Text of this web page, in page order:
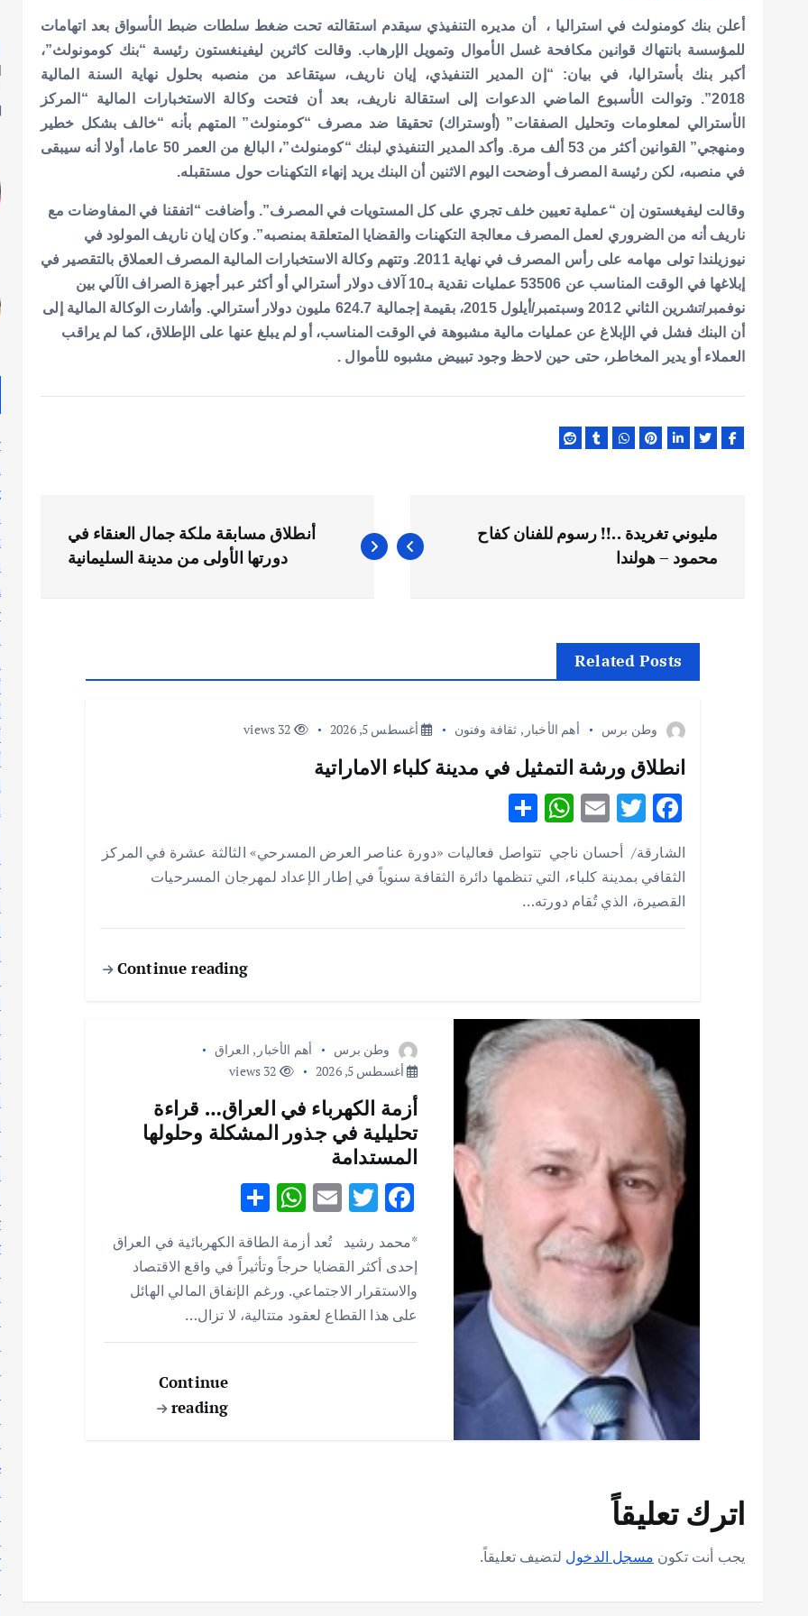
o
o
k
r
A
p
p
أعلن بنك كومنولث في استراليا ، أن مديره التنفيذي سيقدم استقالته تحت ضغط سلطات ضبط الأسواق بعد اتهامات
للمؤسسة بانتهاك قوانين مكافحة غسل الأموال وتمويل الإرهاب. وقالت كاثرين ليفينغستون رئيسة “بنك كومونولث”،
أكبر بنك بأستراليا، في بيان: “إن المدير التنفيذي، إيان ناريف، سيتقاعد من منصبه بحلول نهاية السنة المالية
2018”.
وتوالت الأسبوع الماضي الدعوات إلى استقالة ناريف، بعد أن فتحت وكالة الاستخبارات المالية “المركز
الأسترالي لمعلومات وتحليل الصفقات” (أوستراك) تحقيقا ضد مصرف “كومنولث” المتهم بأنه “خالف بشكل خطير
ومنهجي” القوانين أكثر من 53 ألف مرة.
وأكد المدير التنفيذي لبنك “كومنولث”، البالغ من العمر 50 عاما، أولا أنه سيبقى
في منصبه، لكن رئيسة المصرف أوضحت اليوم الاثنين أن البنك يريد إنهاء التكهنات حول مستقبله.
وقالت ليفيغستون إن “عملية تعيين خلف تجري على كل المستويات في المصرف”. وأضافت “اتفقنا في المفاوضات مع
ناريف أنه من الضروري لعمل المصرف معالجة التكهنات والقضايا المتعلقة بمنصبه”. وكان إيان ناريف المولود في
نيوزيلندا تولى مهامه على رأس المصرف في نهاية 2011.
وتتهم وكالة الاستخبارات المالية المصرف العملاق بالتقصير في
إبلاغها في الوقت المناسب عن 53506 عمليات نقدية بـ10 آلاف دولار أسترالي أو أكثر عبر أجهزة الصراف الآلي بين
نوفمبر/تشرين الثاني 2012 وسبتمبر/أيلول 2015، بقيمة إجمالية 624.7 مليون دولار أسترالي.
وأشارت الوكالة المالية إلى
أن البنك فشل في الإبلاغ عن عمليات مالية مشبوهة في الوقت المناسب، أو لم يبلغ عنها على الإطلاق، كما لم يراقب
العملاء أو يدير المخاطر، حتى حين لاحظ وجود تبييض مشبوه للأموال .
ص
مليوني تغريدة ..!! رسوم للفنان كفاح
محمود – هولندا
أنطلاق مسابقة ملكة جمال العنقاء في
دورتها الأولى من مدينة السليمانية
Related Posts
وطن برس أهم الأخبار , ثقافة وفنون أغسطس 5, 2026
انطلاق ورشة التمثيل في مدينة كلباء الاماراتية
F
e
b
o
T
w
it
te
r
E
m
ai
l
W
at
s
A
h
ar
e
الشارقة/ أحسان ناجي تتواصل فعاليات «دورة عناصر العرض المسرحي» الثالثة عشرة في المركز
الثقافي بمدينة كلباء، التي تنظمها دائرة الثقافة سنوياً في إطار الإعداد لمهرجان المسرحيات
القصيرة، الذي تُقام دورته…
Continue reading
وطن برس أهم الأخبار , العراق
أغسطس 5, 2026
أزمة الكهرباء في العراق… قراءة
تحليلية في جذور المشكلة وحلولها
المستدامة
F
e
b
o
o
T
w
it
te
r
E
m
ai
l
W
h
at
s
A
p
S
h
ar
e
*محمد رشيد تُعد أزمة الطاقة الكهربائية في العراق
إحدى أكثر القضايا حرجاً وتأثيراً في واقع الاقتصاد
والاستقرار الاجتماعي. ورغم الإنفاق المالي الهائل
على هذا القطاع لعقود متتالية، لا تزال…
Continue
reading
اترك تعليقاً
يجب أنت تكون مسجل الدخول لتضيف تعليقاً.